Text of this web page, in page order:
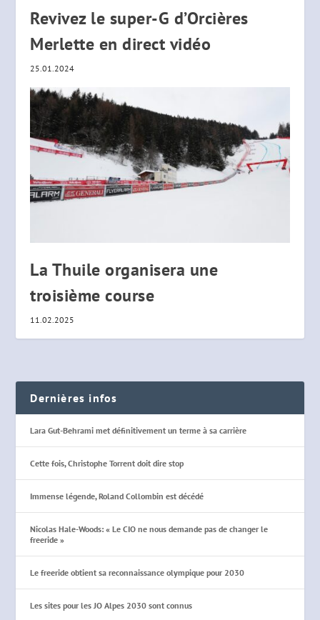
Revivez le super-G d’Orcières
Merlette en direct vidéo
25.01.2024
La Thuile organisera une
troisième course
11.02.2025
Dernières infos
Lara Gut-Behrami met définitivement un terme à sa carrière
Cette fois, Christophe Torrent doit dire stop
Immense légende, Roland Collombin est décédé
Nicolas Hale-Woods: « Le CIO ne nous demande pas de changer le
freeride »
Le freeride obtient sa reconnaissance olympique pour 2030
Les sites pour les JO Alpes 2030 sont connus